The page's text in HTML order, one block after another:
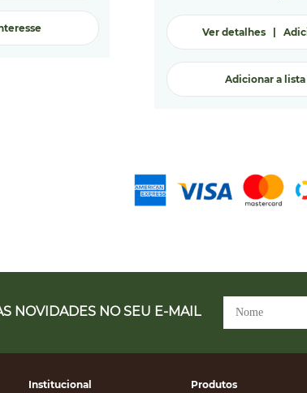
Ver detalhes|
Adicionar a
NOVIDADES NO SEU E-MAIL
Institucional Produtos